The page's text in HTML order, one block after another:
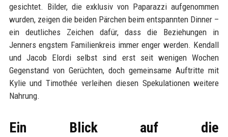
gesichtet. Bilder, die exklusiv von Paparazzi aufgenommen
wurden, zeigen die beiden Pärchen beim entspannten Dinner –
ein deutliches Zeichen dafür, dass die Beziehungen in
Jenners engstem Familienkreis immer enger werden. Kendall
und Jacob Elordi selbst sind erst seit wenigen Wochen
Gegenstand von Gerüchten, doch gemeinsame Auftritte mit
Kylie und Timothée verleihen diesen Spekulationen weitere
Nahrung.
Ein Blick auf die